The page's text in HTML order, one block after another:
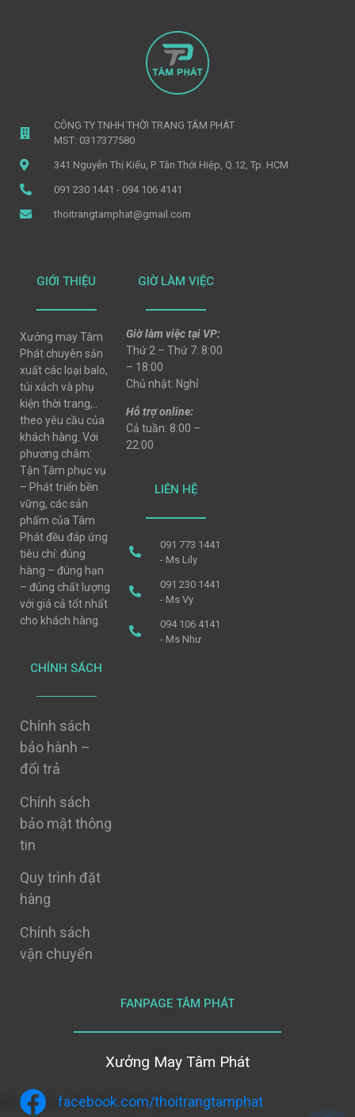
CÔNG TY TNHH THỜI TRANG TÂM PHÁT
MST: 0317377580
341 Nguyễn Thị Kiểu, P. Tân Thới Hiệp, Q.12, Tp. HCM
091 230 1441 - 094 106 4141
thoitrangtamphat@gmail.com
GIỚI THIỆU
Xưởng may Tâm
Phát chuyên sản
xuất các loại balo,
túi xách và phụ
kiện thời trang,..
theo yêu cầu của
khách hàng. Với
phương châm:
Tận Tâm phục vụ
– Phát triển bền
vững, các sản
phẩm của Tâm
Phát đều đáp ứng
tiêu chí: đúng
hàng – đúng hạn
– đúng chất lượng
với giá cả tốt nhất
cho khách hàng.
CHÍNH SÁCH
Chính sách
bảo hành –
đổi trả
Chính sách
bảo mật thông
tin
Quy trình đặt
hàng
Chính sách
vận chuyển
GIỜ LÀM VIỆC
Giờ làm việc tại VP:
Thứ 2 – Thứ 7: 8:00
– 18:00
Chủ nhật: Nghỉ
Hỗ trợ online:
Cả tuần: 8:00 –
22:00
LIÊN HỆ
091 773 1441
- Ms Lily
091 230 1441
- Ms Vy
094 106 4141
- Ms Như
FANPAGE TÂM PHÁT
Xưởng May Tâm Phát
facebook.com/thoitrangtamphat